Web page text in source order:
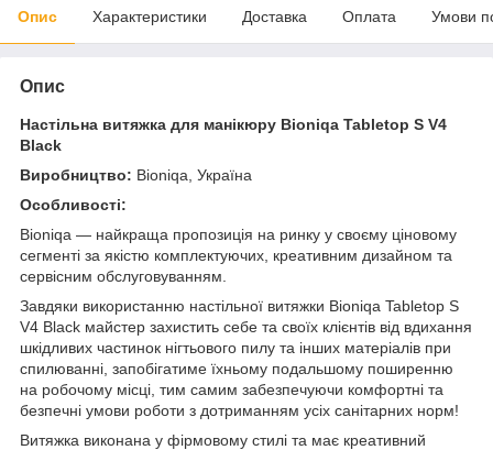
Опис Характеристики Доставка Оплата Умови
Опис
Настільна витяжка для манікюру Bioniqa Tabletop S V4
Black
Виробництво: Bioniqa, Україна
Особливості:
Bioniqa — найкраща пропозиція на ринку у своєму ціновому
сегменті за якістю комплектуючих, креативним дизайном та
сервісним обслуговуванням.
Завдяки використанню настільної витяжки Bioniqa Tabletop S
V4 Black майстер захистить себе та своїх клієнтів від вдихання
шкідливих частинок нігтьового пилу та інших матеріалів при
спилюванні, запобігатиме їхньому подальшому поширенню
на робочому місці, тим самим забезпечуючи комфортні та
безпечні умови роботи з дотриманням усіх санітарних норм!
Витяжка виконана у фірмовому стилі та має креативний